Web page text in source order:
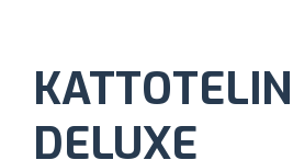
DELUXE